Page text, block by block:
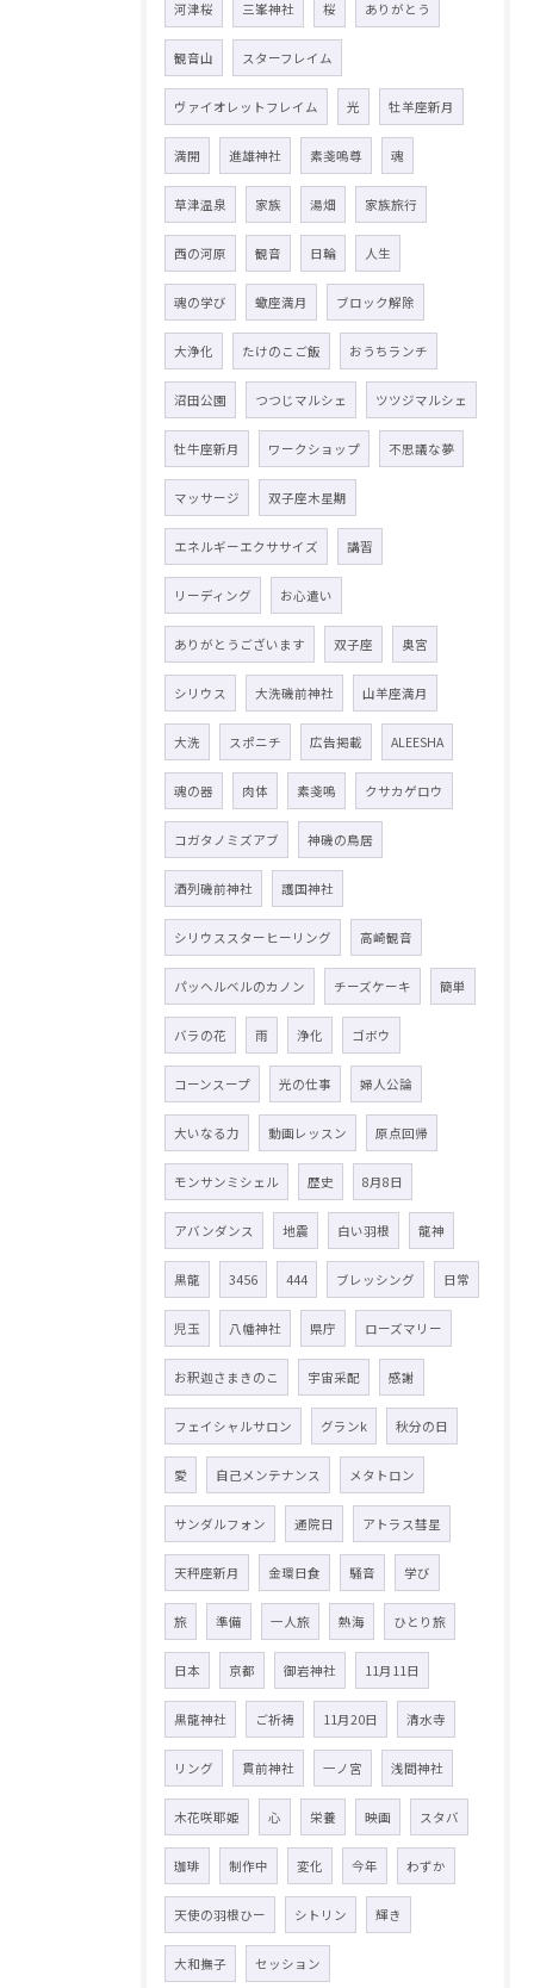
河津桜 三峯神社 桜 ありがとう
観音山 スターフレイム
ヴァイオレットフレイム 光 牡羊座新月
満開 進雄神社 素戔嗚尊 魂
草津温泉 家族 湯畑 家族旅行
西の河原 観音 日輪 人生
魂の学び 蠍座満月 ブロック解除
大浄化 たけのこご飯 おうちランチ
沼田公園 つつじマルシェ ツツジマルシェ
牡牛座新月 ワークショップ 不思議な夢
マッサージ 双子座木星期
エネルギーエクササイズ 講習
リーディング お心遣い
ありがとうございます 双子座 奥宮
シリウス 大洗磯前神社 山羊座満月
大洗 スポニチ 広告掲載 ALEESHA
魂の器 肉体 素戔嗚 クサカゲロウ
コガタノミズアブ 神磯の鳥居
酒列磯前神社 護国神社
シリウススターヒーリング 高崎観音
パッヘルベルのカノン チーズケーキ 簡単
バラの花 雨 浄化 ゴボウ
コーンスープ 光の仕事 婦人公論
大いなる力 動画レッスン 原点回帰
モンサンミシェル 歴史 8月8日
アバンダンス 地震 白い羽根 龍神
黒龍 3456 444 ブレッシング 日常
児玉 八幡神社 県庁 ローズマリー
お釈迦さまきのこ 宇宙采配 感謝
フェイシャルサロン グランk 秋分の日
愛 自己メンテナンス メタトロン
サンダルフォン 通院日 アトラス彗星
天秤座新月 金環日食 騒音 学び
旅 準備 一人旅 熱海 ひとり旅
日本 京都 御岩神社 11月11日
黒龍神社 ご祈祷 11月20日 清水寺
リング 貫前神社 一ノ宮 浅間神社
木花咲耶姫 心 栄養 映画 スタバ
珈琲 制作中 変化 今年 わずか
天使の羽根ひー シトリン 輝き
大和撫子 セッション